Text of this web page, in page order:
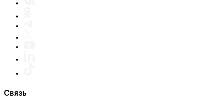
Связь